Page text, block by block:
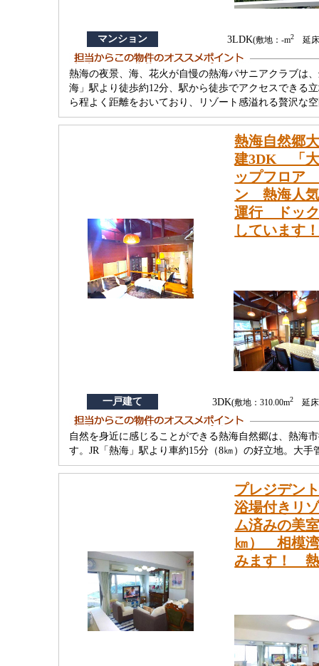
マンション 3LDK(敷地：-m2延床
熱海の夜景、海、花火が自慢の熱海パサニアクラブは
海」駅より徒歩約12分、駅から徒歩でアクセスできる
ら程よく距離をおいており、リゾート感溢れる贅沢な
熱海自然郷
建3DK 「大
ップフロア
ン 熱海人気
運行 ドック
しています
一戸建て 3DK(敷地：310.00m2 延床
自然を身近に感じることができる熱海自然郷は、熱海
す。JR「熱海」駅より車約15分（8㎞）の好立地。大
プレジデン
浴場付きリ
ム済みの美
㎞） 相模湾
みます！ 熱